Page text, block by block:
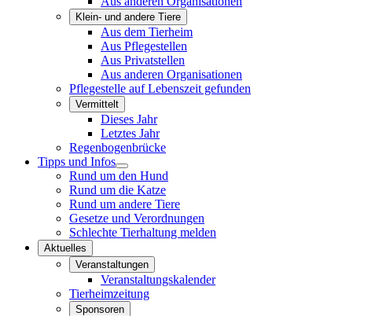
Klein- und andere Tiere
Aus dem Tierheim
Aus Pflegestellen
Aus Privatstellen
Aus anderen Organisationen
Pflegestelle auf Lebenszeit gefunden
Vermittelt
Dieses Jahr
Letztes Jahr
Regenbogenbrücke
Tipps und Infos
Rund um den Hund
Rund um die Katze
Rund um andere Tiere
Gesetze und Verordnungen
Schlechte Tierhaltung melden
Aktuelles
Veranstaltungen
Veranstaltungskalender
Tierheimzeitung
Sponsoren